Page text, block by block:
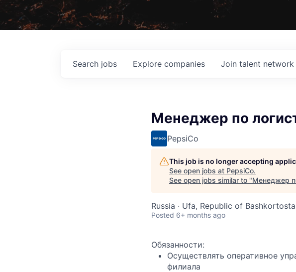
Search jobs Explore companies Join talent network
Менеджер по
PepsiCo
This job is no longer accepting
See open jobs at PepsiCo.
See open jobs similar to "Менеджер
Russia · Ufa, Republic of
Posted 6+ months ago
Обязанности:
Осуществлять оперативное
филиала